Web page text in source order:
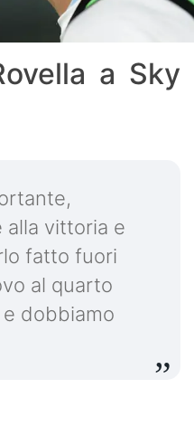
a Sky
alla vittoria e
fatto fuori
al quarto
dobbiamo